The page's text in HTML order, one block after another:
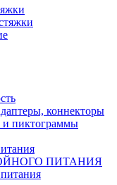
коннекторы
пиктограммы
ПИТАНИЯ